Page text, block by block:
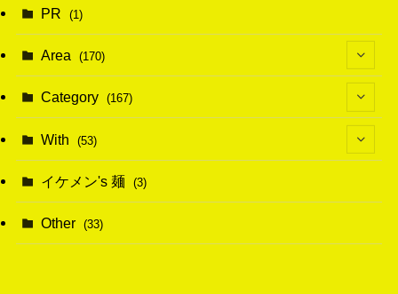
PR (1)
Area (170)
(1)
(38)
Category (167)
(114)
With (53)
(15)
(43)
イケメン's 麺 (3)
Other (33)